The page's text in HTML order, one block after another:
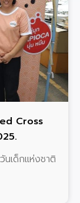
Cross
นเด็กแห่งชาติ